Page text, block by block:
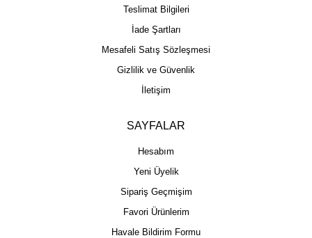
Teslimat Bilgileri
İade Şartları
Mesafeli Satış Sözleşmesi
Gizlilik ve Güvenlik
İletişim
SAYFALAR
Hesabım
Yeni Üyelik
Sipariş Geçmişim
Favori Ürünlerim
Havale Bildirim Formu